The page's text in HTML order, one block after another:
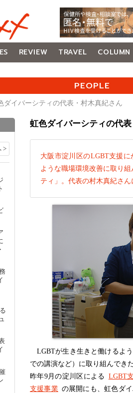
REVIEW TRAVEL COLUMN
PEOPLE
ダイバーシティの代表・村木真紀さん
虹色ダイバーシティの代
大阪市淀川区のLGBT支援
ような職場環境改善に取り
ティ」。代表の村木真紀さん
LGBTが生き生きと働けるよ
での講演など）に取り組んでき
昨年9月の淀川区による LGBT
支援事業 の展開にも、虹色ダ
>